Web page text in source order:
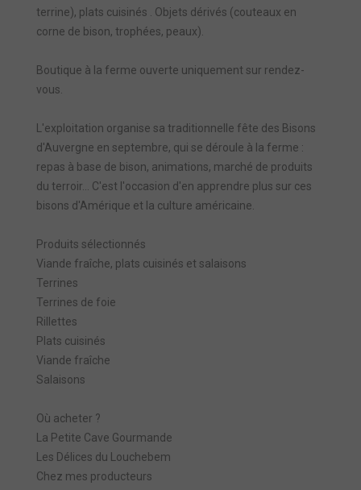
terrine), plats cuisinés . Objets dérivés (couteaux en
corne de bison, trophées, peaux).
Boutique à la ferme ouverte uniquement sur rendez-
vous.
L'exploitation organise sa traditionnelle fête des Bisons
d'Auvergne en septembre, qui se déroule à la ferme :
repas à base de bison, animations, marché de produits
du terroir... C'est l'occasion d'en apprendre plus sur ces
bisons d'Amérique et la culture américaine.
Produits sélectionnés
Viande fraîche, plats cuisinés et salaisons
Terrines
Terrines de foie
Rillettes
Plats cuisinés
Viande fraîche
Salaisons
Où acheter ?
La Petite Cave Gourmande
Les Délices du Louchebem
Chez mes producteurs